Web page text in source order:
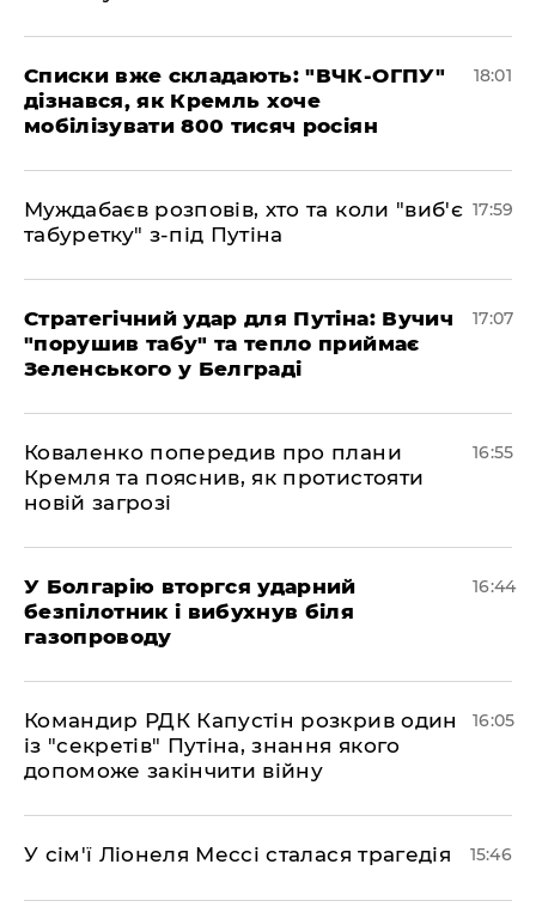
Списки вже складають: "ВЧК-ОГПУ"
дізнався, як Кремль хоче
мобілізувати 800 тисяч росіян
18:01
Муждабаєв розповів, хто та коли "виб'є
табуретку" з-під Путіна
17:59
Стратегічний удар для Путіна: Вучич
"порушив табу" та тепло приймає
Зеленського у Белграді
17:07
Коваленко попередив про плани
Кремля та пояснив, як протистояти
новій загрозі
16:55
У Болгарію вторгся ударний
безпілотник і вибухнув біля
газопроводу
16:44
Командир РДК Капустін розкрив один
із "секретів" Путіна, знання якого
допоможе закінчити війну
16:05
У сім'ї Ліонеля Мессі сталася трагедія 15:46